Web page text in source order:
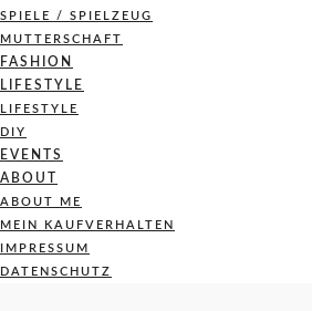
SPIELE / SPIELZEUG
MUTTERSCHAFT
FASHION
LIFESTYLE
LIFESTYLE
DIY
EVENTS
ABOUT
ABOUT ME
MEIN KAUFVERHALTEN
IMPRESSUM
DATENSCHUTZ